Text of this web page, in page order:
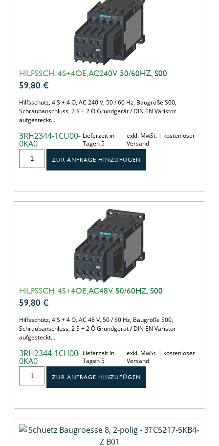
HILFSSCH. 4S+4OE,AC240V 50/60HZ, S00
59,80 €
Hilfsschütz, 4 S + 4 Ö, AC 240 V, 50 / 60 Hz, Baugröße S00,
Schraubanschluss, 2 S + 2 Ö Grundgerät / DIN EN Varistor
aufgesteckt…
3RH2344-1CU00-
0KA0
Lieferzeit in
Tagen 5
exkl. MwSt. | kostenloser
Versand
ZUR ANFRAGE HINZUFÜGEN
HILFSSCH. 4S+4OE,AC48V 50/60HZ, S00
59,80 €
Hilfsschütz, 4 S + 4 Ö, AC 48 V, 50 / 60 Hz, Baugröße S00,
Schraubanschluss, 2 S + 2 Ö Grundgerät / DIN EN Varistor
aufgesteckt…
3RH2344-1CH00-
0KA0
Lieferzeit in
Tagen 5
exkl. MwSt. | kostenloser
Versand
ZUR ANFRAGE HINZUFÜGEN